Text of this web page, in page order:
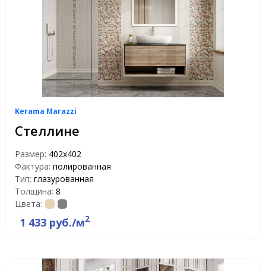
Kerama Marazzi
Стеллине
Размер: 402x402
Фактура: полированная
Тип: глазурованная
Толщина: 8
Цвета:
1 433 руб./м2